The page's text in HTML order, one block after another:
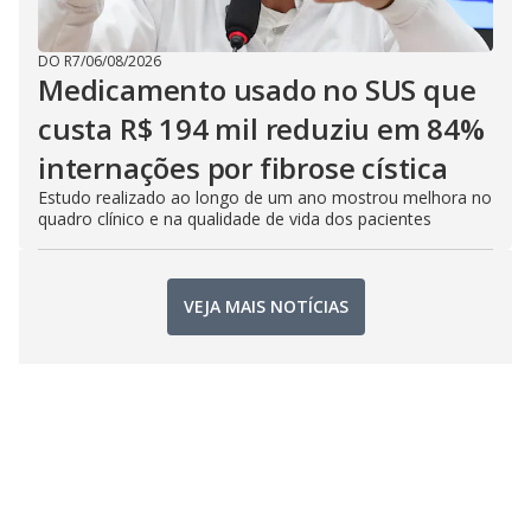
DO R7/06/08/2026
Medicamento usado no SUS que
custa R$ 194 mil reduziu em 84%
internações por fibrose cística
Estudo realizado ao longo de um ano mostrou melhora no
quadro clínico e na qualidade de vida dos pacientes
VEJA MAIS NOTÍCIAS